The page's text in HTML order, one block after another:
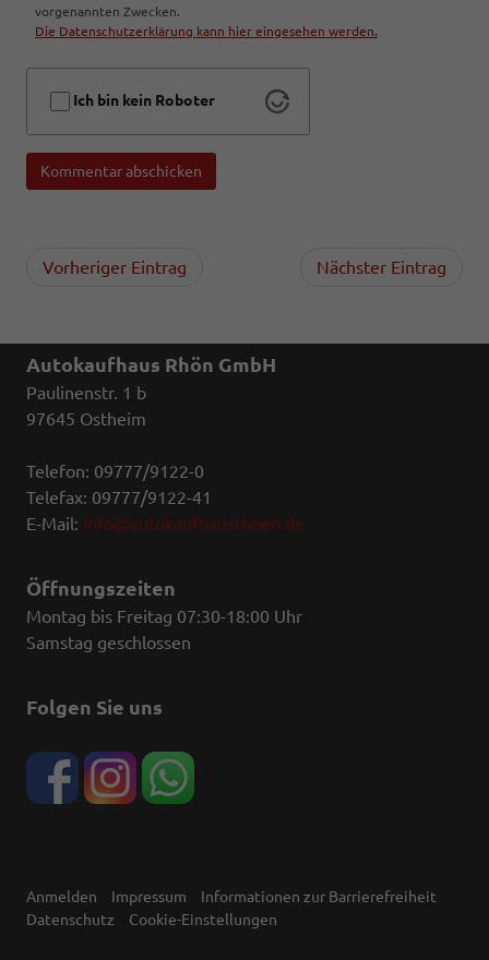
vorgenannten Zwecken.
Die Datenschutzerklärung kann hier eingesehen werden.
Ich bin kein Roboter
Kommentar abschicken
Vorheriger Eintrag Nächster Eintrag
Autokaufhaus Rhön GmbH
Paulinenstr. 1 b
97645 Ostheim
Telefon: 09777/9122-0
Telefax: 09777/9122-41
E-Mail: info@autokaufhausrhoen.de
Öffnungszeiten
Montag bis Freitag 07:30-18:00 Uhr
Samstag geschlossen
Folgen Sie uns
Anmelden Impressum
Informationen zur Barrierefreiheit
Datenschutz
Cookie-Einstellungen